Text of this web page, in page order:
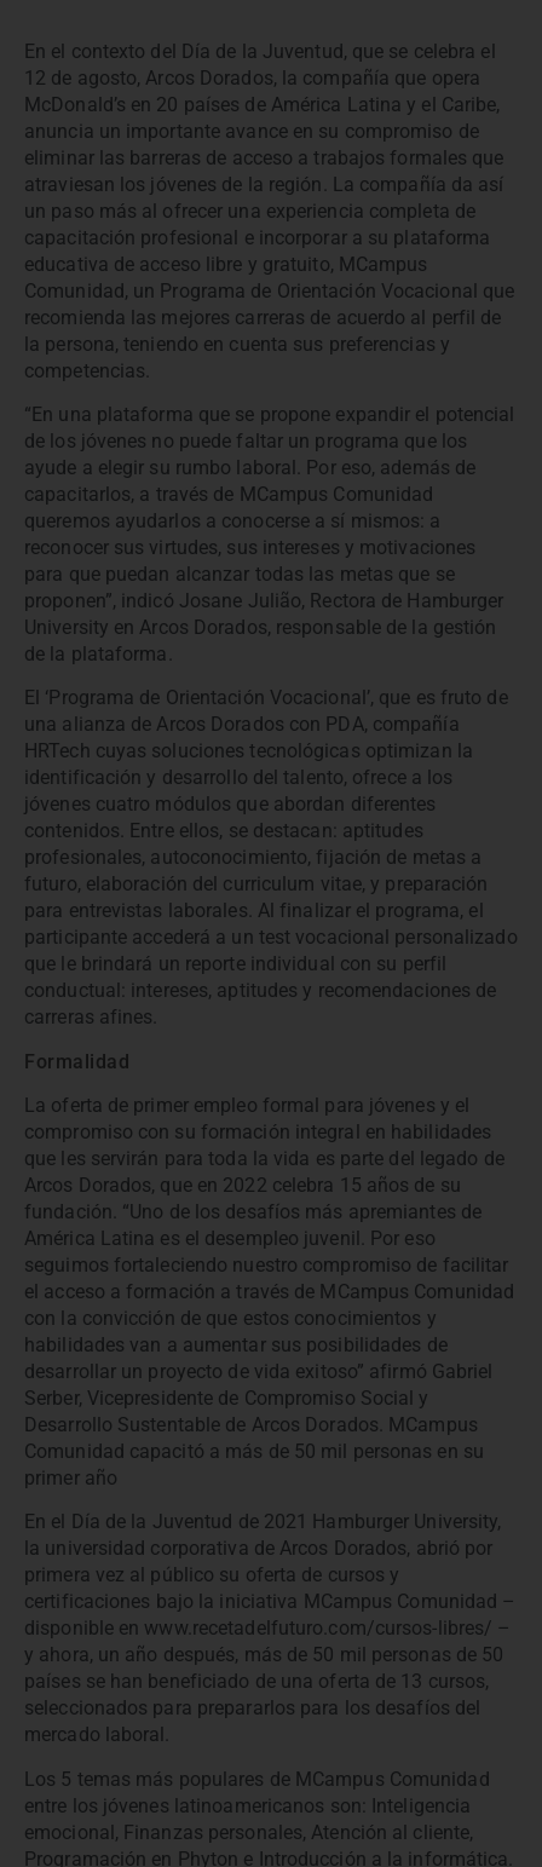
En el contexto del Día de la Juventud, que se celebra el
12 de agosto, Arcos Dorados, la compañía que opera
McDonald’s en 20 países de América Latina y el Caribe,
anuncia un importante avance en su compromiso de
eliminar las barreras de acceso a trabajos formales que
atraviesan los jóvenes de la región. La compañía da así
un paso más al ofrecer una experiencia completa de
capacitación profesional e incorporar a su plataforma
educativa de acceso libre y gratuito, MCampus
Comunidad, un Programa de Orientación Vocacional que
recomienda las mejores carreras de acuerdo al perfil de
la persona, teniendo en cuenta sus preferencias y
competencias.
“En una plataforma que se propone expandir el potencial
de los jóvenes no puede faltar un programa que los
ayude a elegir su rumbo laboral. Por eso, además de
capacitarlos, a través de MCampus Comunidad
queremos ayudarlos a conocerse a sí mismos: a
reconocer sus virtudes, sus intereses y motivaciones
para que puedan alcanzar todas las metas que se
proponen”, indicó Josane Julião, Rectora de Hamburger
University en Arcos Dorados, responsable de la gestión
de la plataforma.
El ‘Programa de Orientación Vocacional’, que es fruto de
una alianza de Arcos Dorados con PDA, compañía
HRTech cuyas soluciones tecnológicas optimizan la
identificación y desarrollo del talento, ofrece a los
jóvenes cuatro módulos que abordan diferentes
contenidos. Entre ellos, se destacan: aptitudes
profesionales, autoconocimiento, fijación de metas a
futuro, elaboración del curriculum vitae, y preparación
para entrevistas laborales. Al finalizar el programa, el
participante accederá a un test vocacional personalizado
que le brindará un reporte individual con su perfil
conductual: intereses, aptitudes y recomendaciones de
carreras afines.
Formalidad
La oferta de primer empleo formal para jóvenes y el
compromiso con su formación integral en habilidades
que les servirán para toda la vida es parte del legado de
Arcos Dorados, que en 2022 celebra 15 años de su
fundación. “Uno de los desafíos más apremiantes de
América Latina es el desempleo juvenil. Por eso
seguimos fortaleciendo nuestro compromiso de facilitar
el acceso a formación a través de MCampus Comunidad
con la convicción de que estos conocimientos y
habilidades van a aumentar sus posibilidades de
desarrollar un proyecto de vida exitoso” afirmó Gabriel
Serber, Vicepresidente de Compromiso Social y
Desarrollo Sustentable de Arcos Dorados. MCampus
Comunidad capacitó a más de 50 mil personas en su
primer año
En el Día de la Juventud de 2021 Hamburger University,
la universidad corporativa de Arcos Dorados, abrió por
primera vez al público su oferta de cursos y
certificaciones bajo la iniciativa MCampus Comunidad –
disponible en www.recetadelfuturo.com/cursos-libres/ –
y ahora, un año después, más de 50 mil personas de 50
países se han beneficiado de una oferta de 13 cursos,
seleccionados para prepararlos para los desafíos del
mercado laboral.
Los 5 temas más populares de MCampus Comunidad
entre los jóvenes latinoamericanos son: Inteligencia
emocional, Finanzas personales, Atención al cliente,
Programación en Phyton e Introducción a la informática.